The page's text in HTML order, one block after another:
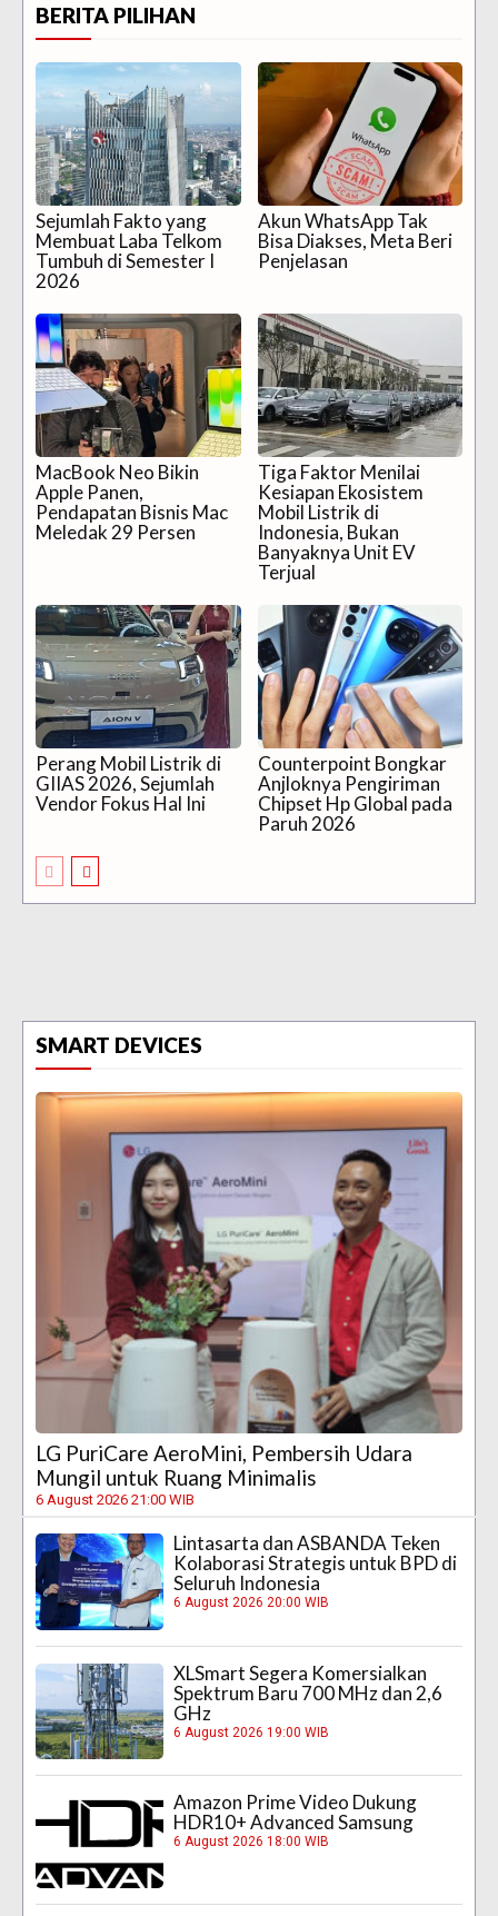
BERITA PILIHAN
Sejumlah Fakto yang
Membuat Laba Telkom
Tumbuh di Semester I
2026
Akun WhatsApp Tak
Bisa Diakses, Meta Beri
Penjelasan
MacBook Neo Bikin
Apple Panen,
Pendapatan Bisnis Mac
Meledak 29 Persen
Tiga Faktor Menilai
Kesiapan Ekosistem
Mobil Listrik di
Indonesia, Bukan
Banyaknya Unit EV
Terjual
Perang Mobil Listrik di
GIIAS 2026, Sejumlah
Vendor Fokus Hal Ini
Counterpoint Bongkar
Anjloknya Pengiriman
Chipset Hp Global pada
Paruh 2026
SMART DEVICES
LG PuriCare AeroMini, Pembersih Udara
Mungil untuk Ruang Minimalis
6 August 2026 21:00 WIB
Lintasarta dan ASBANDA Teken
Kolaborasi Strategis untuk BPD di
Seluruh Indonesia
6 August 2026 20:00 WIB
XLSmart Segera Komersialkan
Spektrum Baru 700 MHz dan 2,6
GHz
6 August 2026 19:00 WIB
Amazon Prime Video Dukung
HDR10+ Advanced Samsung
6 August 2026 18:00 WIB